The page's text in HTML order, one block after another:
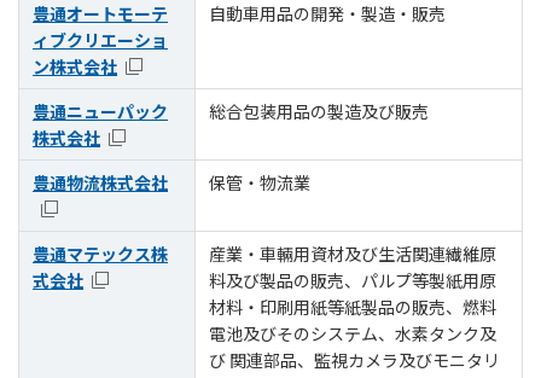
豊通オートモーテ
ィブクリエーショ
ン株式会社
自動車用品の開発・製造・販売
豊通ニューパック
株式会社
総合包装用品の製造及び販売
豊通物流株式会社 保管・物流業
豊通マテックス株
式会社
産業・車輛用資材及び生活関連繊維原
料及び製品の販売、パルプ等製紙用原
材料・印刷用紙等紙製品の販売、燃料
電池及びそのシステム、水素タンク及
び 関連部品、監視カメラ及びモニタリ